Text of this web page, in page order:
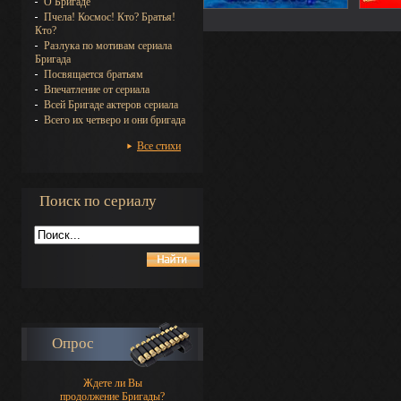
Пчела! Космос! Кто? Братья!
Кто?
Разлука по мотивам сериала
Бригада
Посвящается братьям
Впечатление от сериала
Всей Бригаде актеров сериала
Всего их четверо и они бригада
Все стихи
Поиск по сериалу
Опрос
Ждете ли Вы
продолжение Бригады?